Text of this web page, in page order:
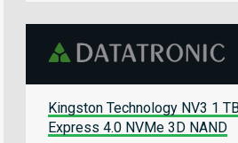
Kingston Technology NV3 1
Express 4.0 NVMe 3D NAND